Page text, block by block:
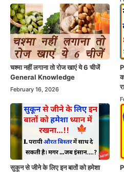
चश्मा नहीं लगाना तो रोज खाएं ये 6 चीजें
General Knowledge
February 16, 2026
सुकून से जीने के लिए इन बातों को हमेशा